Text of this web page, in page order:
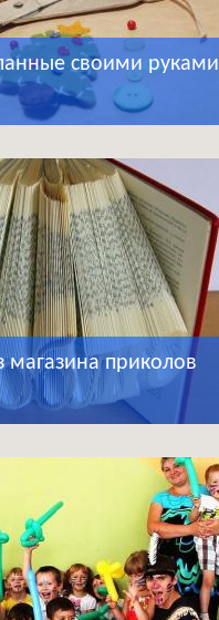
своими руками
магазина приколов